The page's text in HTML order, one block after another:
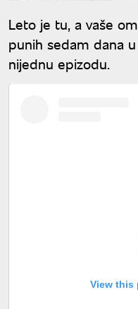
Leto je tu, a vaše
punih sedam dana
nijednu epizodu.
View this